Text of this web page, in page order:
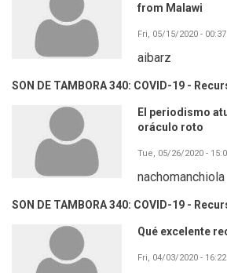
from Malawi
Fri, 05/15/2020 - 00:37
aibarz
SON DE TAMBORA 340: COVID-19 -
El periodismo
oráculo roto
Tue, 05/26/2020 -
nachomanchiola
SON DE TAMBORA 340: COVID-19 -
Qué excelente
Fri, 04/03/2020 - 16:22